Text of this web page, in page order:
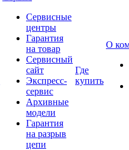
Сервисные
центры
Гарантия
на товар
Сервисный
сайт
Экспресс-
сервис
Архивные
модели
Гарантия
на разрыв
цепи
Где
купить
О